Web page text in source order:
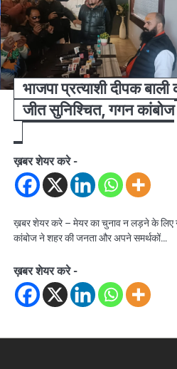
भाजपा प्रत्याशी दीपक बाली
जीत सुनिश्चित, गगन कांबोज
ख़बर शेयर करे -
ख़बर शेयर करे – मेयर का चुनाव न लड़ने के लिए
कांबोज ने शहर की जनता और अपने समर्थकों…
ख़बर शेयर करे -